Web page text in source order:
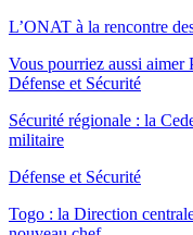
L’ONAT à la rencontre
Vous pourriez aussi aimer
Défense et Sécurité
Sécurité régionale : la
militaire
Défense et Sécurité
Togo : la Direction